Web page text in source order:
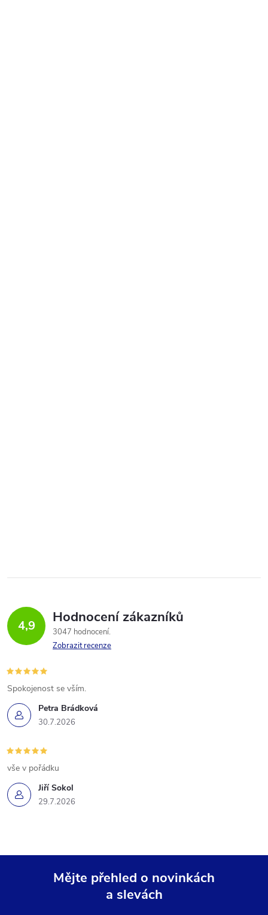
4,9 Hodnocení zákazníků
3047 hodnocení
Zobrazit recenze
Petra Brádková
30.7.2026
Spokojenost se vším.
Jiří Sokol
29.7.2026
vše v pořádku
Mějte přehled o novinkách
a slevách